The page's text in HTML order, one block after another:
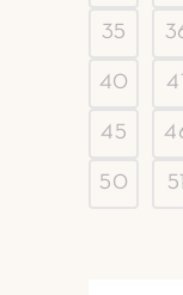
35
40 41
45
50 51